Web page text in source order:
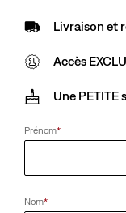
Livraison et
Accès
Une PETITE
Prénom*
Nom*